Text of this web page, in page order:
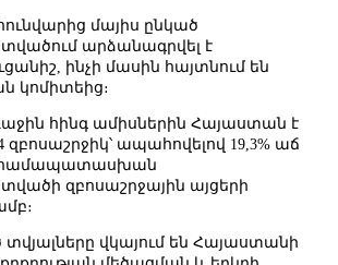
մայիս ընկած
արձանագրվել է
ինչի մասին հայտնում են
կոմիտեից։
հինգ ամիսներին Հայաստան է
զբոսաշրջիկ՝ ապահովելով 19,3% աճ
համապատասխան
զբոսաշրջային այցերի
վկայում են Հայաստանի